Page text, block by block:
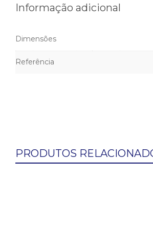
Informação adicional
Dimensões
Referência
PRODUTOS